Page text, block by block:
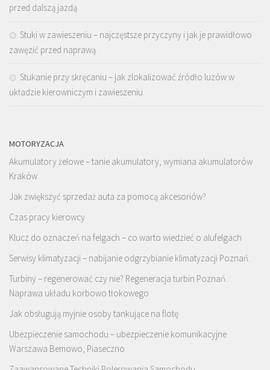
przed dalszą jazdą
Stuki w zawieszeniu – najczęstsze przyczyny i jak je prawidłowo
zawęzić przed naprawą
Stukanie przy skręcaniu – jak zlokalizować źródło luzów w
układzie kierowniczym i zawieszeniu
MOTORYZACJA
Akumulatory żelowe – tanie akumulatory, wymiana akumulatorów
Kraków
Jak zwiększyć sprzedaż auta za pomocą akcesoriów?
Czas pracy kierowcy
Klucz do oznaczeń na felgach – co warto wiedzieć o alufelgach
Serwisy klimatyzacji – nabijanie odgrzybianie klimatyzacji Poznań.
Turbiny – regenerować czy nie? Regeneracja turbin Poznań.
Naprawa układu korbowo tłokowego
Jak obsługują myjnie osoby tankujące na flotę
Ubezpieczenie samochodu – ubezpieczenie komunikacyjne
Warszawa Bemowo, Piaseczno